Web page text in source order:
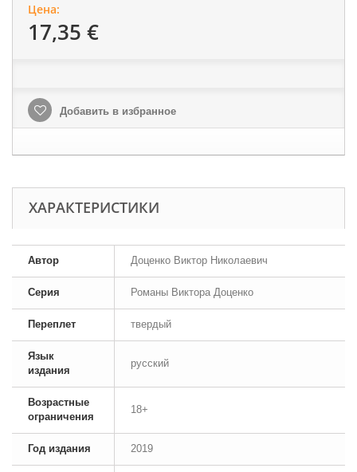
Цена:
17,35 €
Добавить в избранное
ХАРАКТЕРИСТИКИ
Автор Доценко Виктор Николаевич
Серия Романы Виктора Доценко
Переплет твердый
Язык
издания
русский
Возрастные
ограничения
18+
Год издания 2019